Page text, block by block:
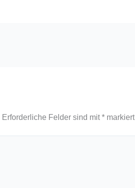
Erforderliche Felder sind mit* markiert